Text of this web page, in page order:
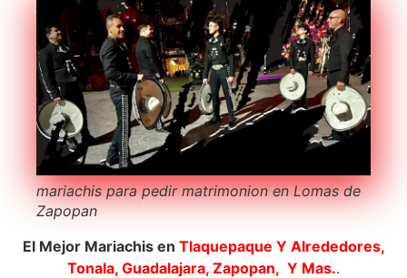
mariachis para pedir matrimonion en Lomas de
Zapopan
El Mejor Mariachis en Tlaquepaque Y Alrededores,
Tonala, Guadalajara, Zapopan, Y Mas..